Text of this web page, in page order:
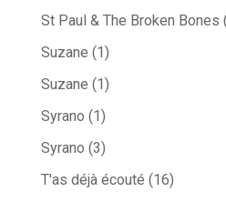
St Paul & The Broken Bones
Suzane (1)
Suzane (1)
Syrano (1)
Syrano (3)
T'as déjà écouté (16)